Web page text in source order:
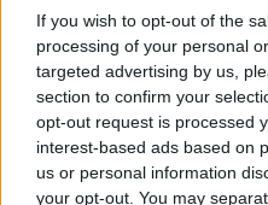
If you wish to opt-out of the
processing of your personal
targeted advertising by us,
section to confirm your
opt-out request is processed
interest-based ads based on
us or personal information
your opt-out. You may